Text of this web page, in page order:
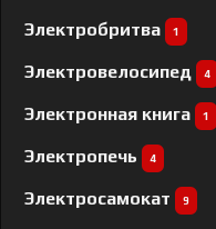
Электробритва 1
Электровелосипед 4
Электронная книга 1
Электропечь 4
Электросамокат 9